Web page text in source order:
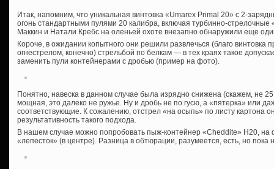
Итак, напомним, что уникальная винтовка «Umarex Primal 20» с 2-
огонь стандартными пулями 20 калибра, включая турбинно-
Маккин и Натали Кребс на оленьей охоте внезапно обнаружили еще
Короче, в ожидании копытного они решили развлечься (благо винтовка
огнестрелом, конечно) стрельбой по белкам — в тех краях такое
заменить пули контейнерами с дробью (пример на фото).
Понятно, навеска в данном случае была изрядно снижена (скажем, не
мощная, это далеко не ружье. Ну и дробь не по гусю, а «пятерка» или
соответствующие. К сожалению, отстрел «на осыпь» по листу картона
результативность такого подхода.
В нашем случае можно попробовать пыж-контейнер «Cheddite» Н20,
«лепесток» (в центре). Разница в обтюрации, разумеется, есть, но